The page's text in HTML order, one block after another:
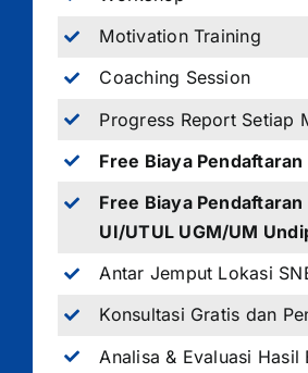
Motivation Training
Coaching Session
Progress Report Setiap
Free Biaya Pendaftaran
Free Biaya Pendaftaran
UI/UTUL UGM/UM
Antar Jemput Lokasi
Konsultasi Gratis dan
Analisa & Evaluasi Hasil